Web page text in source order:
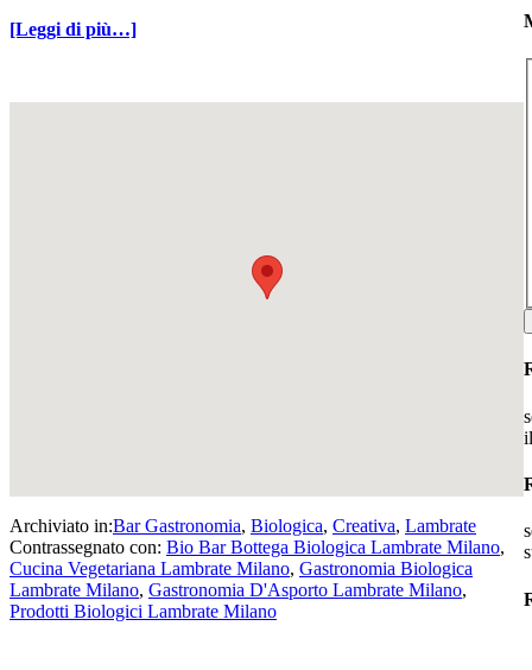
[Leggi di più…]
Archiviato in:Bar Gastronomia, Biologica, Creativa, Lambrate
Contrassegnato con: Bio Bar Bottega Biologica Lambrate Milano,
Cucina Vegetariana Lambrate Milano, Gastronomia Biologica
Lambrate Milano, Gastronomia D'Asporto Lambrate Milano,
Prodotti Biologici Lambrate Milano